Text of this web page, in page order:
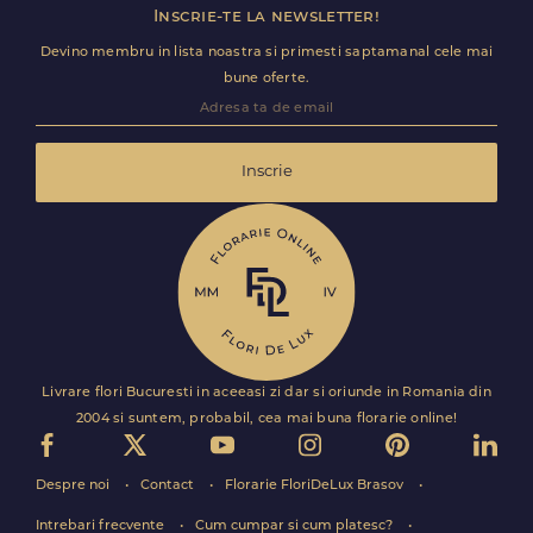
Inscrie-te la newsletter!
Devino membru in lista noastra si primesti saptamanal cele mai
bune oferte.
Inscrie
Livrare flori Bucuresti in aceeasi zi dar si oriunde in Romania din
2004 si suntem, probabil, cea mai buna florarie online!
Despre noi Contact Florarie FloriDeLux Brasov
Intrebari frecvente Cum cumpar si cum platesc?